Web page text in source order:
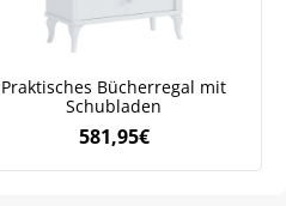
Praktisches Bücherregal mit
Schubladen
581,95€